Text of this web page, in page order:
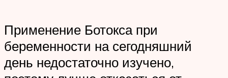
Применение Ботокса при
беременности на сегодняшний
день недостаточно изучено,